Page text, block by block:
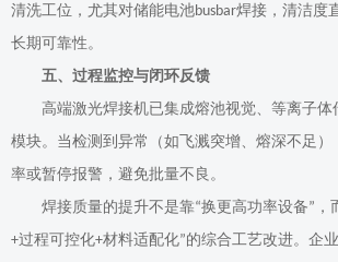
清洗工位，尤其对储能电池busbar焊接，清洁度
长期可靠性。
五、过程监控与闭环反馈
高端激光焊接机已集成熔池视觉、等离子体
模块。当检测到异常（如飞溅突增、熔深不足）
率或暂停报警，避免批量不良。
焊接质量的提升不是靠“换更高功率设备” ，
+过程可控化+材料适配化”的综合工艺改进。企